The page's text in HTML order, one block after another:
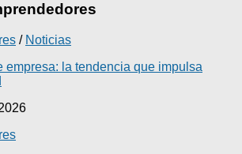
/ Noticias
empresa: la tendencia que impulsa